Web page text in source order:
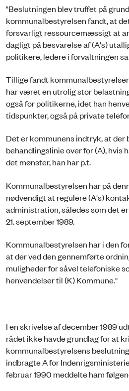
"Beslutningen blev truffet på
kommunalbestyrelsen fandt, at
forsvarligt ressourcemæssigt at
dagligt på besvarelse af (A's)
politikere, ledere i forvaltningen
Tillige fandt
har været en utrolig stor
også for politikerne, idet han
tidspunkter, også på private
Det er kommunens indtryk, at
behandlingslinie over for (A),
det mønster, han har p.t.
Kommunalbestyrelsen har på
nødvendigt at regulere (A's)
administration, således som det
21. september 1989.
Kommunalbestyrelsen har i den
at der ved den gennemførte
muligheder for såvel telefoniske
henvendelser til (K) Kommune."
I en skrivelse af december 1989
rådet ikke havde grundlag for at
kommunalbestyrelsens
indbragte A for
februar 1990 meddelte ham